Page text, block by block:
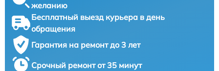
желанию
Бесплатный выезд курьера в день
обращения
Гарантия на ремонт до 3 лет
Срочный ремонт от 35 минут